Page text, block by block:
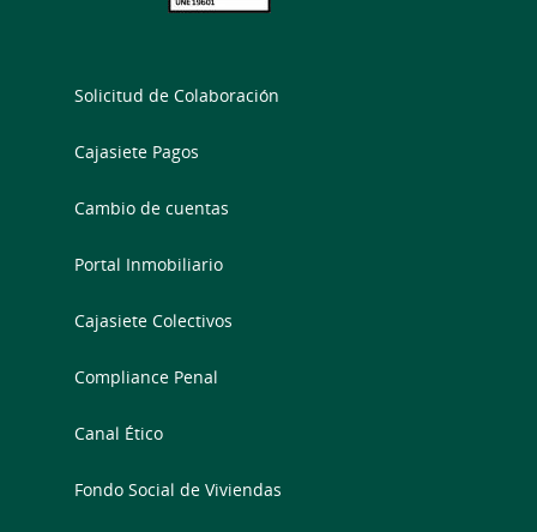
Solicitud de Colaboración
Cajasiete Pagos
Cambio de cuentas
Portal Inmobiliario
Cajasiete Colectivos
Compliance Penal
Canal Ético
Fondo Social de Viviendas